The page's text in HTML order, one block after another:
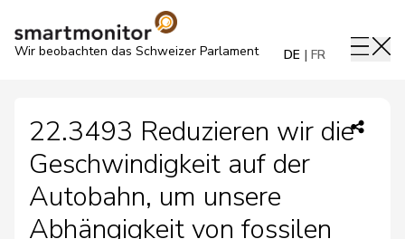
Wir beobachten das Schweizer Parlament DE FR
22.3493 Reduzieren wir die
Geschwindigkeit auf der
Autobahn, um unsere
Abhängigkeit von fossilen